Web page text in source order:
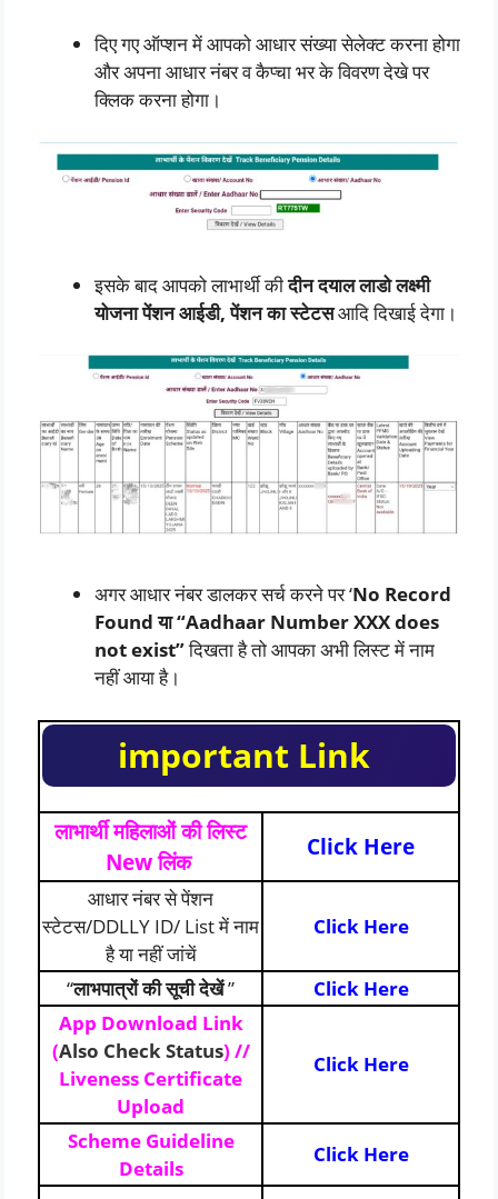
दिए गए ऑप्शन में आपको आधार संख्या सेलेक्ट करना होगा
और अपना आधार नंबर व कैप्चा भर के विवरण देखे पर
क्लिक करना होगा।
इसके बाद आपको लाभार्थी कीदीन दयाल लाडो लक्ष्मी
योजना पेंशन आईडी, पेंशन का स्टेटसआदि दिखाई देगा।
अगर आधार नंबर डालकर सर्च करने पर ‘No Record
Found या “Aadhaar Number XXX does
not exist”दिखता है तो आपका अभी लिस्ट में नाम
नहीं आया है।
important Link
लाभार्थी महिलाओं की लिस्ट
New लिंक
Click Here
आधार नंबर से पेंशन
स्टेटस/DDLLY ID/ List में नाम
है या नहीं जांचें
Click Here
“लाभपात्रों की सूची देखें” Click Here
App Download Link
(Also Check Status) //
Liveness Certificate
Upload
Click Here
Scheme Guideline
Details
Click Here